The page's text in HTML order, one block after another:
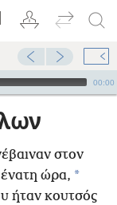
00:00
στον
ώρα, *
ήταν κουτσός